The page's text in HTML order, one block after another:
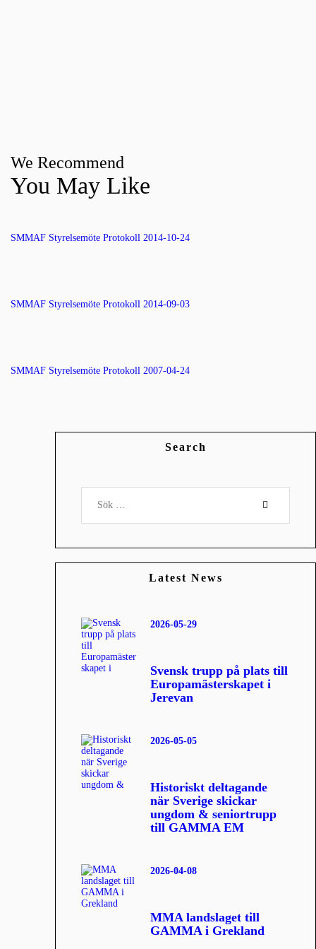
We Recommend
You May Like
SMMAF Styrelsemöte Protokoll 2014-10-24
SMMAF Styrelsemöte Protokoll 2014-09-03
SMMAF Styrelsemöte Protokoll 2007-04-24
Search
efter:
Latest News
Svensk trupp på plats till
Europamästerskapet i
Jerevan
2026-05-29
Historiskt deltagande
när Sverige skickar
ungdom & seniortrupp
till GAMMA EM
2026-05-05
MMA landslaget till
GAMMA i Grekland
2026-04-08